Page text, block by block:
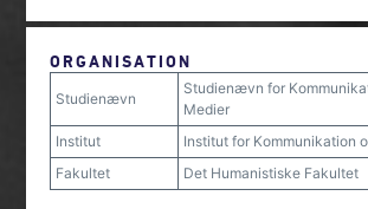
ORGANISATION
Studienævn
Studienævn for
Medier
Institut
Institut for Kommunikation
Fakultet
Det Humanistiske Fakultet